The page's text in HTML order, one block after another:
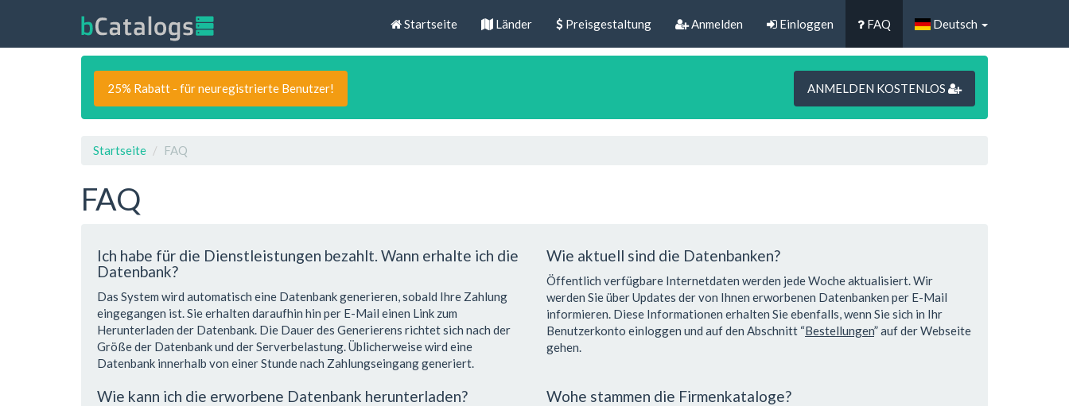
Startseite Länder Preisgestaltung Anmelden Einloggen FAQ Deutsch
25% Rabatt - für neuregistrierte Benutzer! ANMELDEN KOSTENLOS
Startseite FAQ
FAQ
Ich habe für die Dienstleistungen bezahlt. Wann erhalte ich die
Datenbank?
Das System wird automatisch eine Datenbank generieren, sobald Ihre Zahlung
eingegangen ist. Sie erhalten daraufhin hin per E-Mail einen Link zum
Herunterladen der Datenbank. Die Dauer des Generierens richtet sich nach der
Größe der Datenbank und der Serverbelastung. Üblicherweise wird eine
Datenbank innerhalb von einer Stunde nach Zahlungseingang generiert.
Wie aktuell sind die Datenbanken?
Öffentlich verfügbare Internetdaten werden jede Woche aktualisiert. Wir
werden Sie über Updates der von Ihnen erworbenen Datenbanken per E-Mail
informieren. Diese Informationen erhalten Sie ebenfalls, wenn Sie sich in Ihr
Benutzerkonto einloggen und auf den Abschnitt “Bestellungen” auf der Webseite
gehen.
Wie kann ich die erworbene Datenbank herunterladen? Wohe stammen die Firmenkataloge?